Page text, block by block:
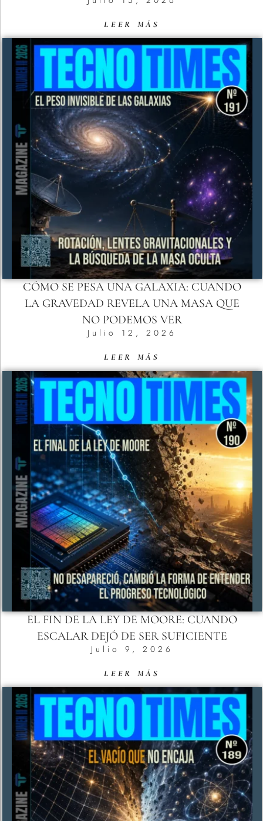
LEER MÁS
CÓMO SE PESA UNA GALAXIA: CUANDO
LA GRAVEDAD REVELA UNA MASA QUE
NO PODEMOS VER
Julio 12, 2026
LEER MÁS
EL FIN DE LA LEY DE MOORE: CUANDO
ESCALAR DEJÓ DE SER SUFICIENTE
Julio 9, 2026
LEER MÁS